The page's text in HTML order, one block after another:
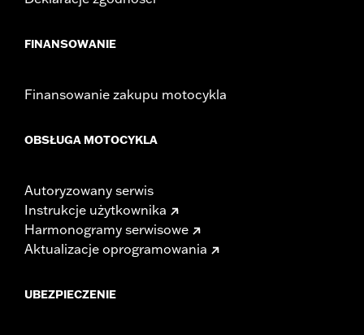
FINANSOWANIE
Finansowanie zakupu motocykla
OBSŁUGA MOTOCYKLA
Autoryzowany serwis
Instrukcje użytkownika
Harmonogramy serwisowe
Aktualizacje oprogramowania
UBEZPIECZENIE